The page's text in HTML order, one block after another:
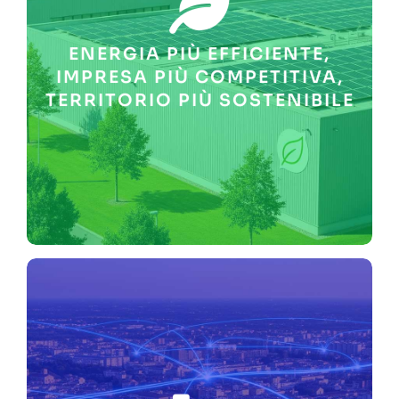
ENERGIA PIÙ EFFICIENTE,
IMPRESA PIÙ COMPETITIVA,
TERRITORIO PIÙ SOSTENIBILE
DIMINUIRE L’IMPATTO
AMBIENTALE, CONTENERE I
COSTI ENERGETICI,
CONDIVIDERE I BENEFICI.
Aiutiamo le PMI e i territori a
ridurre e stabilizzare i costi
energetici in bolletta,
rafforzandone l’autonomia
operativa. Contribuiamo alla
MODELLI ENERGETICI SU
MISURA CON NOSTRI
INVESTIMENTI DIRETTI E
RISPARMIO IN BOLLETTA